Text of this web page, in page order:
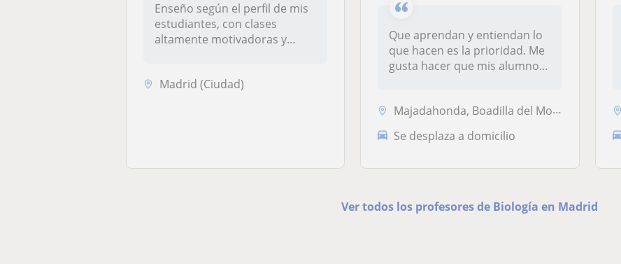
Enseño según el perfil de mis
estudiantes, con clases
altamente motivadoras y
Madrid (Ciudad)
Que aprendan y entiendan lo
que hacen es la prioridad. Me
gusta hacer que mis alumno...
Majadahonda, Boadilla del Monte, Las Rozas de Madrid, Pozuelo de Alarc...
Se desplaza a domicilio
Ver todos los profesores de Biología en Madrid